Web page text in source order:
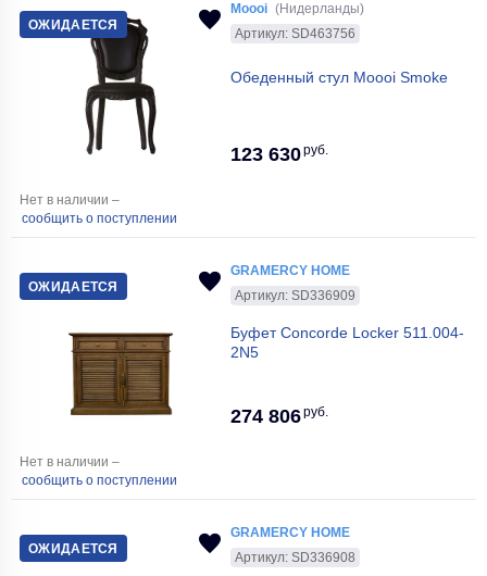
ОЖИДАЕТСЯ
Moooi (Нидерланды)
Артикул: SD463756
Обеденный стул Moooi Smoke
123 630руб.
Нет в наличии –
сообщить о поступлении
ОЖИДАЕТСЯ
GRAMERCY HOME
Артикул: SD336909
Буфет Concorde Locker 511.004-
2N5
274 806руб.
Нет в наличии –
сообщить о поступлении
ОЖИДАЕТСЯ
GRAMERCY HOME
Артикул: SD336908